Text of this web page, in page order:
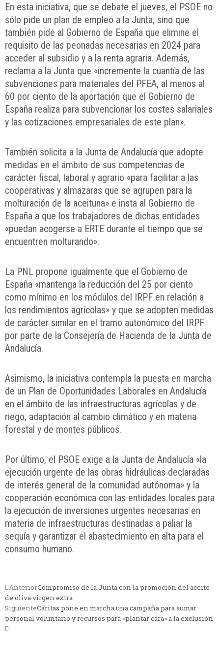
En esta iniciativa, que se debate el jueves, el PSOE no
sólo pide un plan de empleo a la Junta, sino que
también pide al Gobierno de España que elimine el
requisito de las peonadas necesarias en 2024 para
acceder al subsidio y a la renta agraria. Además,
reclama a la Junta que «incremente la cuantía de las
subvenciones para materiales del PFEA, al menos al
60 por ciento de la aportación que el Gobierno de
España realiza para subvencionar los costes salariales
y las cotizaciones empresariales de este plan».
También solicita a la Junta de Andalucía que adopte
medidas en el ámbito de sus competencias de
carácter fiscal, laboral y agrario «para facilitar a las
cooperativas y almazaras que se agrupen para la
molturación de la aceituna» e insta al Gobierno de
España a que los trabajadores de dichas entidades
«puedan acogerse a ERTE durante el tiempo que se
encuentren molturando».
La PNL propone igualmente que el Gobierno de
España «mantenga la reducción del 25 por ciento
como mínimo en los módulos del IRPF en relación a
los rendimientos agrícolas» y que se adopten medidas
de carácter similar en el tramo autonómico del IRPF
por parte de la Consejería de Hacienda de la Junta de
Andalucía.
Asimismo, la iniciativa contempla la puesta en marcha
de un Plan de Oportunidades Laborales en Andalucía
en el ámbito de las infraestructuras agrícolas y de
riego, adaptación al cambio climático y en materia
forestal y de montes públicos.
Por último, el PSOE exige a la Junta de Andalucía «la
ejecución urgente de las obras hidráulicas declaradas
de interés general de la comunidad autónoma» y la
cooperación económica con las entidades locales para
la ejecución de inversiones urgentes necesarias en
materia de infraestructuras destinadas a paliar la
sequía y garantizar el abastecimiento en alta para el
consumo humano.
AnteriorCompromiso de la Junta con la promoción del aceite
de oliva virgen extra
SiguienteCáritas pone en marcha una campaña para sumar
personal voluntario y recursos para «plantar cara» a la exclusión